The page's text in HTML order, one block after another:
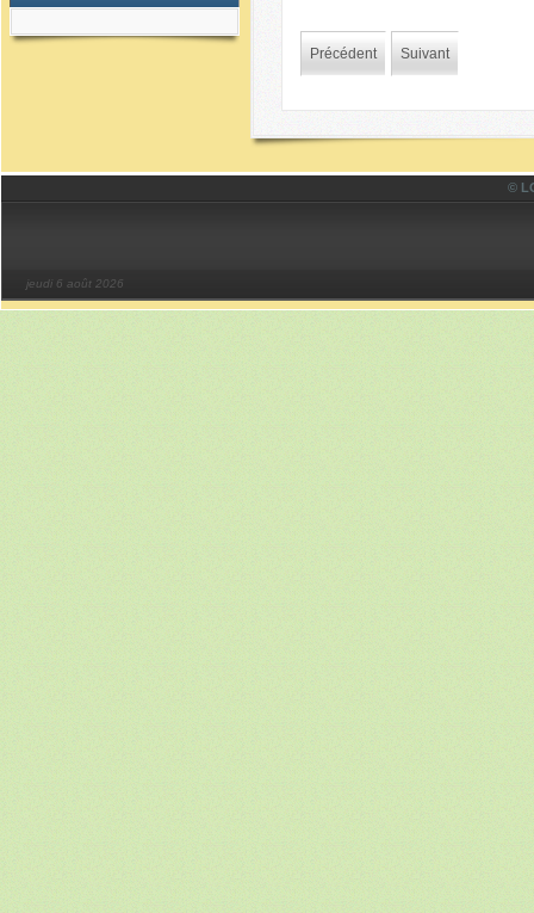
Précédent Suivant
©
jeudi 6 août 2026